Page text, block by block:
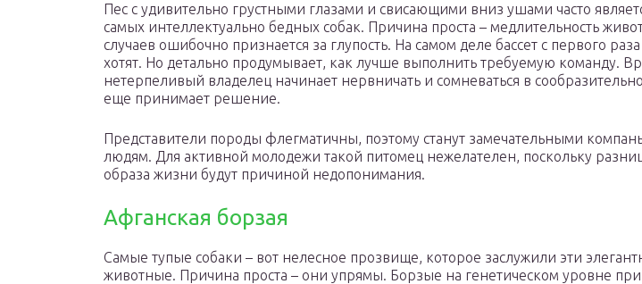
Пес с удивительно грустными глазами и свисающими вниз ушами часто
самых интеллектуально бедных собак. Причина проста – медлительность
случаев ошибочно признается за глупость. На самом деле бассет с первого
хотят. Но детально продумывает, как лучше выполнить требуемую команду.
нетерпеливый владелец начинает нервничать и сомневаться в
еще принимает решение.
Представители породы флегматичны, поэтому станут замечательными
людям. Для активной молодежи такой питомец нежелателен, поскольку
образа жизни будут причиной недопонимания.
Афганская борзая
Самые тупые собаки – вот нелесное прозвище, которое заслужили эти
животные. Причина проста – они упрямы. Борзые на генетическом уровне